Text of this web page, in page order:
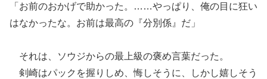
「お前のおかげで助かった。……やっぱり、俺の目に狂い
はなかったな。お前は最高の『分別係』だ」
それは、ソウジからの最上級の褒め言葉だった。
剣崎はパックを握りしめ、悔しそうに、しかし嬉しそう